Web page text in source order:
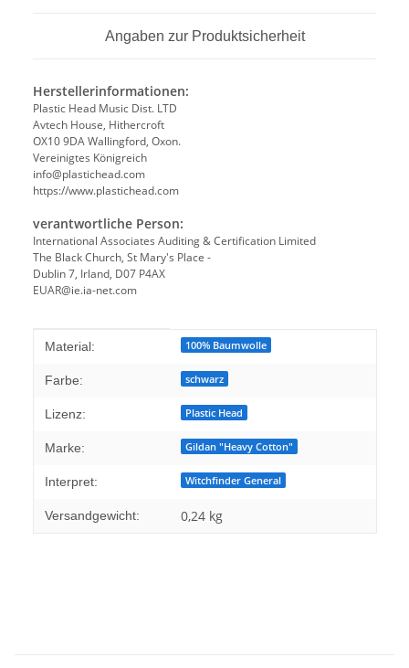
Angaben zur Produktsicherheit
Herstellerinformationen:
Plastic Head Music Dist. LTD
Avtech House, Hithercroft
OX10 9DA Wallingford, Oxon.
Vereinigtes Königreich
info@plastichead.com
https://www.plastichead.com
verantwortliche Person:
International Associates Auditing & Certification Limited
The Black Church, St Mary's Place -
Dublin 7, Irland, D07 P4AX
EUAR@ie.ia-net.com
Produkteigenschaft
Wert
Material: 100% Baumwolle
Farbe: schwarz
Lizenz: Plastic Head
Marke: Gildan "Heavy Cotton"
Interpret: Witchfinder General
Versandgewicht: 0,24 kg